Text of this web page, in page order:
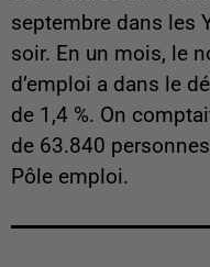
septembre dans les
soir. En un mois, le
d’emploi a dans le
de 1,4 %. On
de 63.840
Pôle emploi.